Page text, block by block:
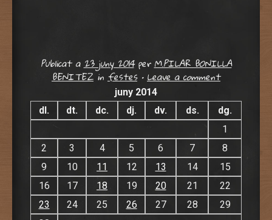
Publicat a23 juny 2014perM.PILAR BONILLA
BENITEZ in festes •Leave a comment
juny 2014
dl.
dt. dc. dj. dv. ds. dg.
1
2
3 4 5 6 7
8
9
10 11 12 13 14
15
16
17 18 19 20 21
22
23
24 25 26 27 28
29